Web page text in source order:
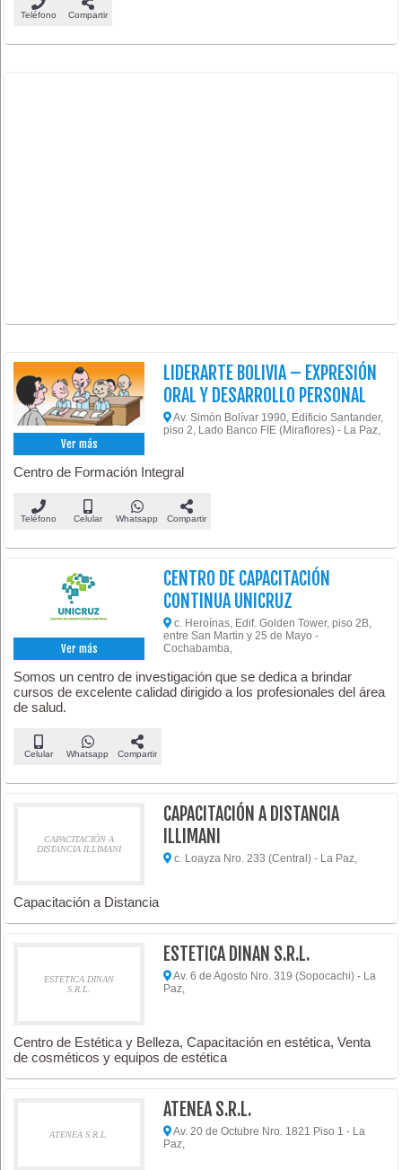
Teléfono Compartir
Ver más
LIDERARTE BOLIVIA – EXPRESIÓN
ORAL Y DESARROLLO PERSONAL
Av. Simón Bolívar 1990, Edificio Santander,
piso 2, Lado Banco FIE (Miraflores) - La Paz,
Centro de Formación Integral
Teléfono Celular Whatsapp Compartir
Ver más
CENTRO DE CAPACITACIÓN
CONTINUA UNICRUZ
c. Heroínas, Edif. Golden Tower, piso 2B,
entre San Martin y 25 de Mayo -
Cochabamba,
Somos un centro de investigación que se dedica a brindar
cursos de excelente calidad dirigido a los profesionales del área
de salud.
Celular Whatsapp Compartir
CAPACITACIÓN A
DISTANCIA ILLIMANI
CAPACITACIÓN A DISTANCIA
ILLIMANI
c. Loayza Nro. 233 (Central) - La Paz,
Capacitación a Distancia
ESTETICA DINAN
S.R.L.
ESTETICA DINAN S.R.L.
Av. 6 de Agosto Nro. 319 (Sopocachi) - La
Paz,
Centro de Estética y Belleza, Capacitación en estética, Venta
de cosméticos y equipos de estética
ATENEA S.R.L.
ATENEA S.R.L.
Av. 20 de Octubre Nro. 1821 Piso 1 - La
Paz,